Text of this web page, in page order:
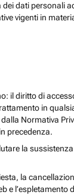
dati personali
vigenti in
il diritto di
in
Normativa
precedenza.
la
la
l’espletamento